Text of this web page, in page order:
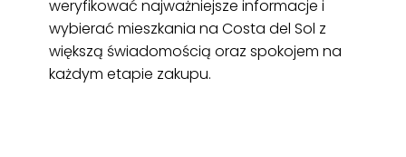
weryfikować najważniejsze informacje i
wybierać mieszkania na Costa del Sol z
większą świadomością oraz spokojem na
każdym etapie zakupu.